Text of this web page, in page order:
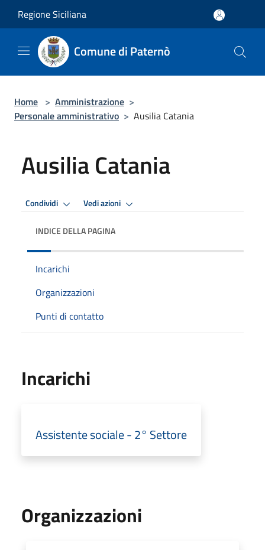
Regione Siciliana
Comune di Paternò
Home > Amministrazione >
Personale amministrativo > Ausilia Catania
Ausilia Catania
Condividi Vedi azioni
INDICE DELLA PAGINA
Incarichi
Organizzazioni
Punti di contatto
Incarichi
Assistente sociale - 2° Settore
Organizzazioni